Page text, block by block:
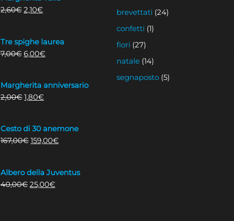
2,60€ Il
era:
2,60€.
2,10€Il
è:
2,10€.
Tre spighe laurea
7,00€ Il
era:
7,00€.
6,00€
è:
Margherita anniversario
2,00€ Il
era:
2,00€.
1,80€Il
è:
1,80€.
Cesto di 30 anemone
167,00€ Il
era:
167,00€.
159,00€Il
è:
Albero della Juventus
40,00€ Il
25,00€
brevettati (24)
confetti (1)
fiori (27)
natale (14)
segnaposto (5)